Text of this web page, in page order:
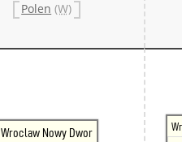
Polen (W)
Wroclaw Nowy Dwor